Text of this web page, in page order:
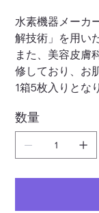
⽔素機器メーカ
解技術」を⽤い
また、美容⽪膚
修しており、お
1箱5枚⼊りとな
数量